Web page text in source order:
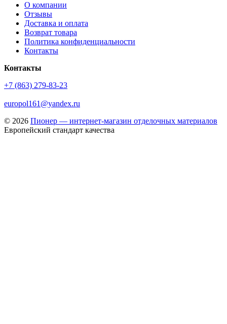
О компании
Отзывы
Доставка и оплата
Возврат товара
Политика конфиденциальности
Контакты
Контакты
+7 (863) 279-83-23
europol161@yandex.ru
© 2026 Пионер — интернет-магазин отделочных материалов
Европейский стандарт качества